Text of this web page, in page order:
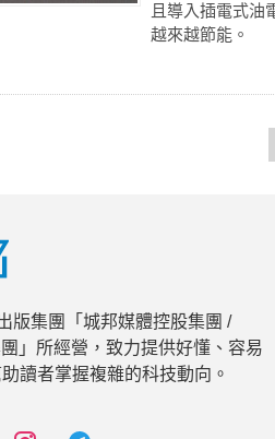
且導入插電式油
越來越節能。
版集團「城邦媒體控股集團 /
」所經營，致力提供好懂、容易
讀者掌握複雜的科技動向。